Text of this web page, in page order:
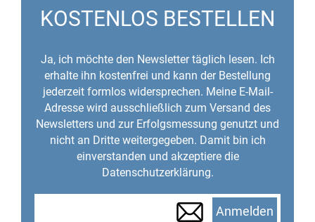
KOSTENLOS BESTELLEN
Ja, ich möchte den Newsletter täglich lesen. Ich
erhalte ihn kostenfrei und kann der Bestellung
jederzeit formlos widersprechen. Meine E-Mail-
Adresse wird ausschließlich zum Versand des
Newsletters und zur Erfolgsmessung genutzt und
nicht an Dritte weitergegeben. Damit bin ich
einverstanden und akzeptiere die
Datenschutzerklärung.
Anmelden